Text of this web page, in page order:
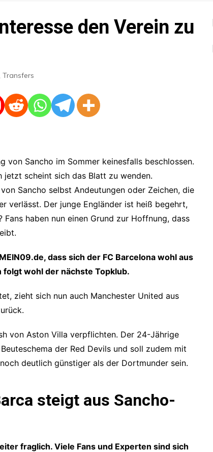
Champions Leagueden Verein zu
Transfers
von Sancho im Sommer keinesfalls beschlossen.
scheint sich das Blatt zu wenden.
Sancho selbst Andeutungen oder Zeichen, die
verlässt. Der junge Engländer ist heiß begehrt,
haben nun einen Grund zur Hoffnung, dass
dass sich der FC Barcelona wohl aus
folgt wohl der nächste Topklub.
zieht sich nun auch Manchester United aus
von Aston Villa verpflichten. Der 24-Jährige
der Red Devils und soll zudem mit
deutlich günstiger als der Dortmunder sein.
steigt aus Sancho-
fraglich. Viele Fans und Experten sind sich